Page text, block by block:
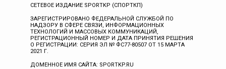
СЕТЕВОЕ ИЗДАНИЕ SPORTKP (СПОРТКП)
ЗАРЕГИСТРИРОВАНО ФЕДЕРАЛЬНОЙ СЛУЖБОЙ ПО
НАДЗОРУ В СФЕРЕ СВЯЗИ, ИНФОРМАЦИОННЫХ
ТЕХНОЛОГИЙ И МАССОВЫХ КОММУНИКАЦИЙ,
РЕГИСТРАЦИОННЫЙ НОМЕР И ДАТА ПРИНЯТИЯ РЕШЕНИЯ
О РЕГИСТРАЦИИ: СЕРИЯ ЭЛ № ФС77-80507 ОТ 15 МАРТА
2021 Г.
ДОМЕННОЕ ИМЯ САЙТА: SPORTKP.RU